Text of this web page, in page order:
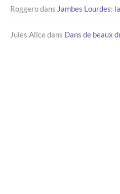
Roggerodans Jambes Lourdes:
Jules Alicedans Dans de beaux